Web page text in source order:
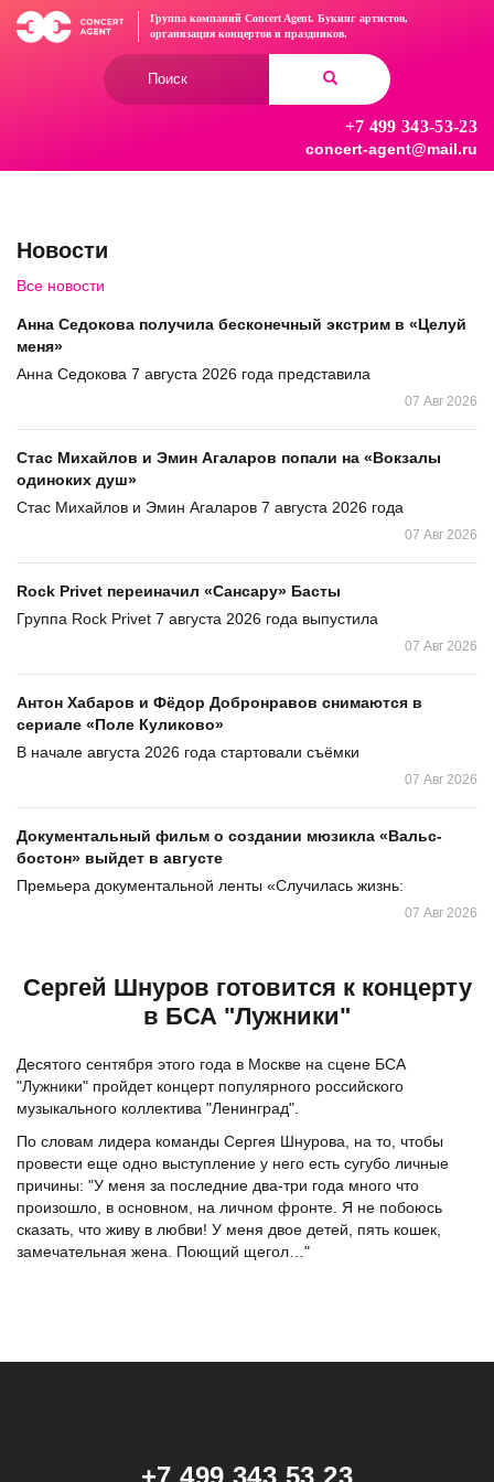
Перейти
Группа компаний Concert Agent. Букинг артистов,
организация концертов и праздников.
+7 499 343-53-23
concert-agent@mail.ru
Новости
Все новости
Анна Седокова получила бесконечный экстрим в «Целуй
меня»
Анна Седокова 7 августа 2026 года представила
07 Авг 2026
Стас Михайлов и Эмин Агаларов попали на «Вокзалы
одиноких душ»
Стас Михайлов и Эмин Агаларов 7 августа 2026 года
07 Авг 2026
Rock Privet переиначил «Сансару» Басты
Группа Rock Privet 7 августа 2026 года выпустила
07 Авг 2026
Антон Хабаров и Фёдор Добронравов снимаются в
сериале «Поле Куликово»
В начале августа 2026 года стартовали съёмки
07 Авг 2026
Документальный фильм о создании мюзикла «Вальс-
бостон» выйдет в августе
Премьера документальной ленты «Случилась жизнь:
07 Авг 2026
Сергей Шнуров готовится к концерту
в БСА "Лужники"
Десятого сентября этого года в Москве на сцене БСА
"Лужники" пройдет концерт популярного российского
музыкального коллектива "Ленинград".
По словам лидера команды Сергея Шнурова, на то, чтобы
провести еще одно выступление у него есть сугубо личные
причины: "У меня за последние два-три года много что
произошло, в основном, на личном фронте. Я не побоюсь
сказать, что живу в любви! У меня двое детей, пять кошек,
замечательная жена. Поющий щегол…"
+7 499 343 53 23